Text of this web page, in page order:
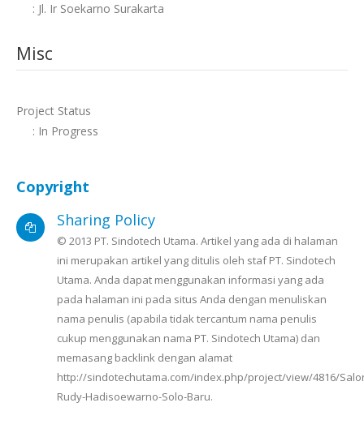
: Jl. Ir Soekarno Surakarta
Misc
Project Status
: In Progress
Copyright
Sharing Policy
© 2013 PT. Sindotech Utama. Artikel yang ada di halaman
ini merupakan artikel yang ditulis oleh staf PT. Sindotech
Utama. Anda dapat menggunakan informasi yang ada
pada halaman ini pada situs Anda dengan menuliskan
nama penulis (apabila tidak tercantum nama penulis
cukup menggunakan nama PT. Sindotech Utama) dan
memasang backlink dengan alamat
http://sindotechutama.com/index.php/project/view/4816/
Rudy-Hadisoewarno-Solo-Baru.